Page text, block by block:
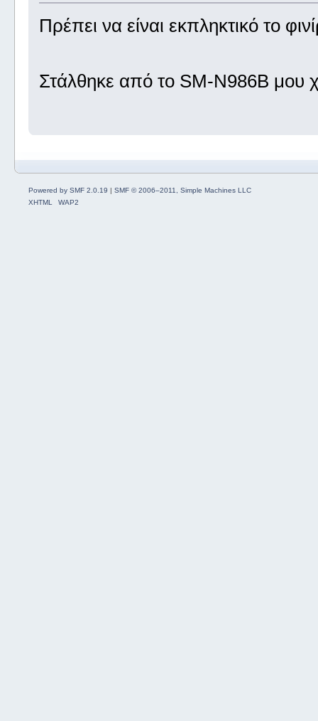
Πρέπει να είναι εκπληκτικό το
Στάλθηκε από το SM-N986B μου
Powered by SMF 2.0.19 | SMF © 2006–2011, Simple Machines LLC
XHTML
WAP2